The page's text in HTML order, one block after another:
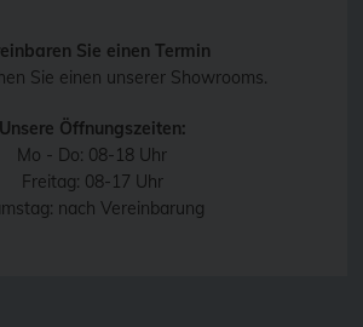
Sie einen Termin
Sie einen unserer Showrooms.
Unsere Öffnungszeiten:
Mo - Do: 08-18 Uhr
Freitag: 08-17 Uhr
nach Vereinbarung